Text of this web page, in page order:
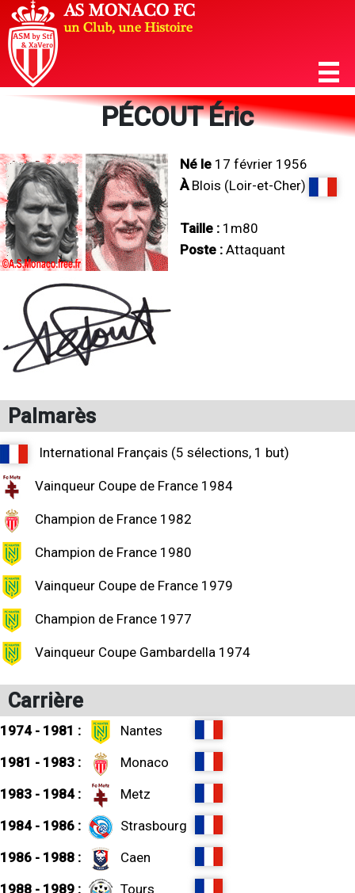
PÉCOUT Éric
Né le 17 février 1956
ÀBlois (Loir-et-Cher)
Taille : 1m80
Poste : Attaquant
Palmarès
International Français (5 sélections, 1 but)
Vainqueur Coupe de France 1984
Champion de France 1982
Champion de France 1980
Vainqueur Coupe de France 1979
Champion de France 1977
Vainqueur Coupe Gambardella 1974
Carrière
1974 - 1981 :
Nantes
1981 - 1983 :
Monaco
1983 - 1984 :
Metz
1984 - 1986 :
Strasbourg
1986 - 1988 :
Caen
1988 - 1989 :
Tours